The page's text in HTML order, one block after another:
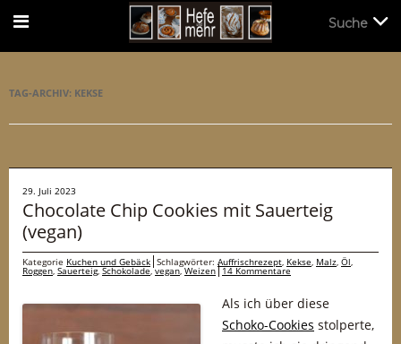
TAG-ARCHIV: KEKSE
29. Juli 2023
Chocolate Chip Cookies mit Sauerteig
(vegan)
Kategorie Kuchen und Gebäck Schlagwörter: Auffrischrezept, Kekse, Malz, Öl,
Roggen, Sauerteig,Schokolade,vegan,Weizen 14 Kommentare
Als ich über diese
Schoko-Cookies stolperte,
Suche
Suche